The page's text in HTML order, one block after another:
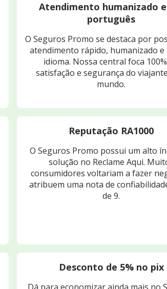
Atendimento humanizado
português
O Seguros Promo se destaca por
atendimento rápido, humanizado e
idioma. Nossa central foca
satisfação e segurança do
mundo.
Reputação RA1000
O Seguros Promo possui um alto
solução no Reclame Aqui.
consumidores voltariam a fazer
atribuem uma nota de
de 9.
Desconto de 5% no pix